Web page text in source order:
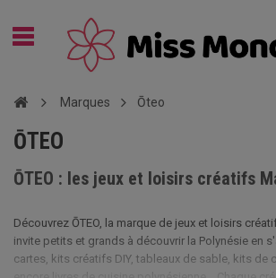
Marques Ōteo
ŌTEO
ŌTEO : les jeux et loisirs créatifs
Découvrez ŌTEO, la marque de jeux et loisirs
invite petits et grands à découvrir la Polynésie en
cartes, kits créatifs DIY, tableaux de sable, kits de